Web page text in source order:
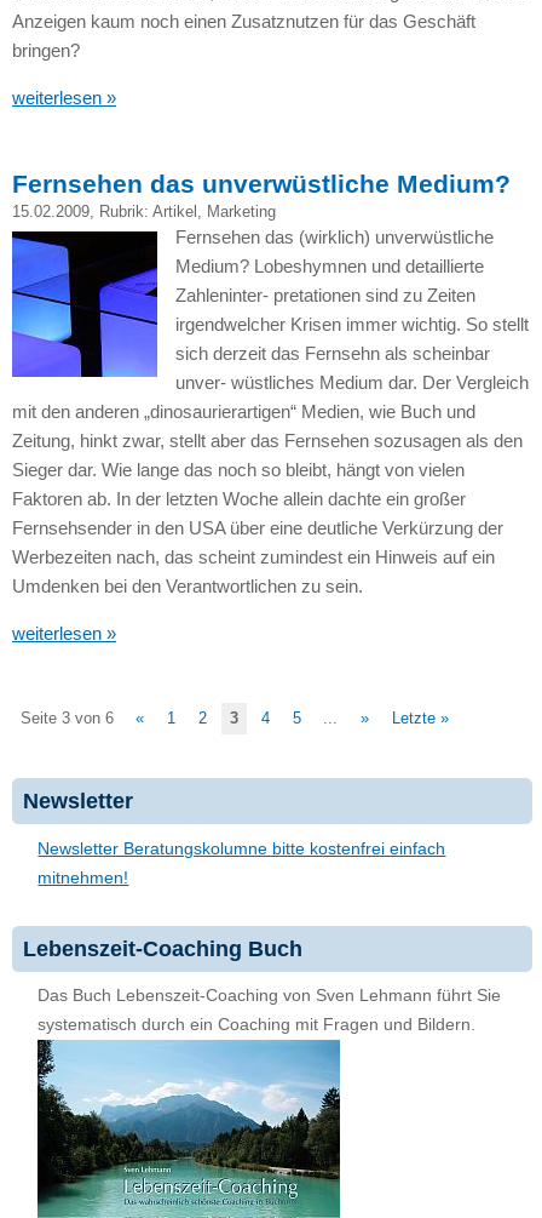
Anzeigen kaum noch einen Zusatznutzen für das Geschäft
bringen?
weiterlesen »
Fernsehen das unverwüstliche Medium?
15.02.2009, Rubrik: Artikel Marketing
Fernsehen das (wirklich) unverwüstliche
Medium? Lobeshymnen und detaillierte
Zahleninter- pretationen sind zu Zeiten
irgendwelcher Krisen immer wichtig. So stellt
sich derzeit das Fernsehn als scheinbar
unver- wüstliches Medium dar. Der Vergleich
mit den anderen „dinosaurierartigen“ Medien, wie Buch und
Zeitung, hinkt zwar, stellt aber das Fernsehen sozusagen als den
Sieger dar. Wie lange das noch so bleibt, hängt von vielen
Faktoren ab. In der letzten Woche allein dachte ein großer
Fernsehsender in den USA über eine deutliche Verkürzung der
Werbezeiten nach, das scheint zumindest ein Hinweis auf ein
Umdenken bei den Verantwortlichen zu sein.
weiterlesen »
Seite 3 von 6 « 1 2 3 4 5 ... » Letzte »
Newsletter
Newsletter Beratungskolumne bitte kostenfrei einfach
mitnehmen!
Lebenszeit-Coaching Buch
Das Buch Lebenszeit-Coaching von Sven Lehmann führt Sie
systematisch durch ein Coaching mit Fragen und Bildern.